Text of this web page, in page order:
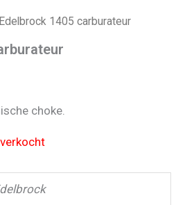
1405 carburateur
choke.